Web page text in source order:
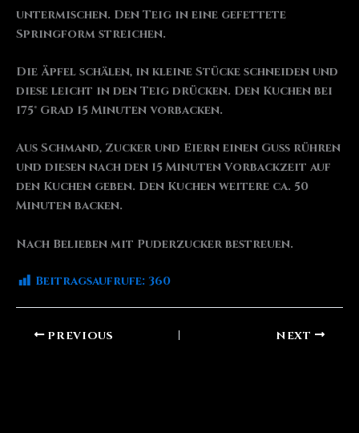
untermischen. Den Teig in eine gefettete
Springform streichen.
Die Äpfel schälen, in kleine Stücke schneiden und
diese leicht in den Teig drücken. Den Kuchen bei
175° Grad 15 Minuten vorbacken.
Aus Schmand, Zucker und Eiern einen Guss rühren
und diesen nach den 15 Minuten Vorbackzeit auf
den Kuchen geben. Den Kuchen weitere ca. 50
Minuten backen.
Nach Belieben mit Puderzucker bestreuen.
Beitragsaufrufe: 360
PREVIOUS NEXT